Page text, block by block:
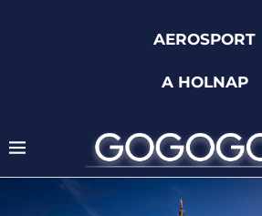
AEROSPORT
A HOLNAP